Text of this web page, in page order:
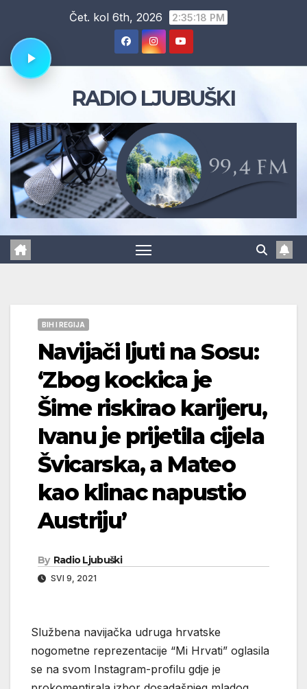
content
Čet. kol 6th, 2026 2:35:19 PM
RADIO LJUBUŠKI
BIH I REGIJA
Navijači ljuti na Sosu:
‘Zbog kockica je
Šime riskirao karijeru,
Ivanu je prijetila cijela
Švicarska, a Mateo
kao klinac napustio
Austriju’
By Radio Ljubuški
SVI 9, 2021
Službena navijačka udruga hrvatske
nogometne reprezentacije “Mi Hrvati” oglasila
se na svom Instagram-profilu gdje je